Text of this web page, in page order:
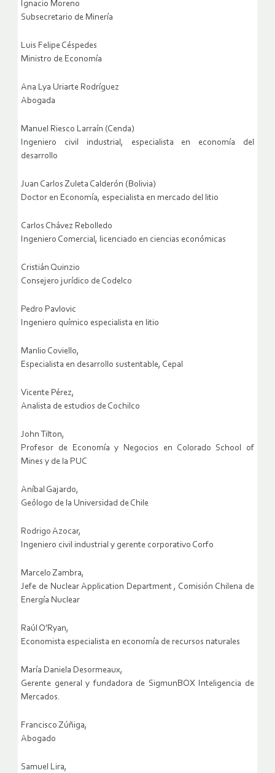
Ignacio Moreno
Subsecretario de Minería
Luis Felipe Céspedes
Ministro de Economía
Ana Lya Uriarte Rodríguez
Abogada
Manuel Riesco Larraín (Cenda)
Ingeniero civil industrial, especialista en economía del
desarrollo
Juan Carlos Zuleta Calderón (Bolivia)
Doctor en Economía, especialista en mercado del litio
Carlos Chávez Rebolledo
Ingeniero Comercial, licenciado en ciencias económicas
Cristián Quinzio
Consejero jurídico de Codelco
Pedro Pavlovic
Ingeniero químico especialista en litio
Manlio Coviello,
Especialista en desarrollo sustentable, Cepal
Vicente Pérez,
Analista de estudios de Cochilco
John Tilton,
Profesor de Economía y Negocios en Colorado School of
Mines y de la PUC
Aníbal Gajardo,
Geólogo de la Universidad de Chile
Rodrigo Azocar,
Ingeniero civil industrial y gerente corporativo Corfo
Marcelo Zambra,
Jefe de Nuclear Application Department , Comisión Chilena de
Energía Nuclear
Raúl O’Ryan,
Economista especialista en economía de recursos naturales
María Daniela Desormeaux,
Gerente general y fundadora de SigmunBOX Inteligencia de
Mercados.
Francisco Zúñiga,
Abogado
Samuel Lira,